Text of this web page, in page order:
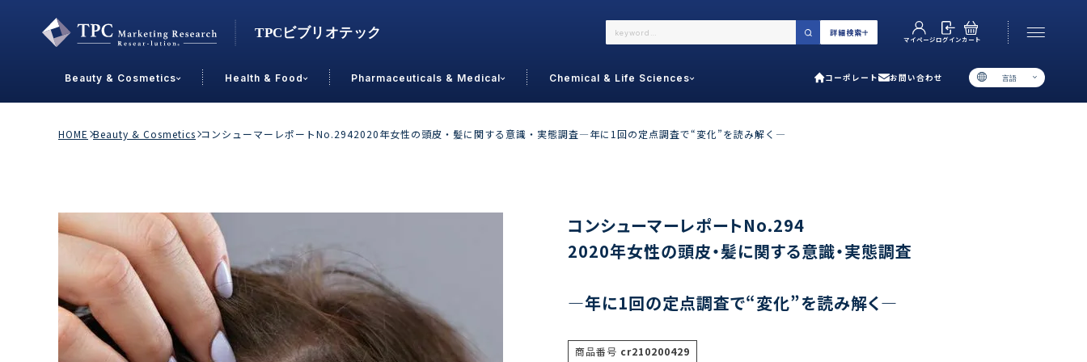
詳細検索
マイページログインカート
Beauty & Cosmetics Health & Food Pharmaceuticals & Medical Chemical & Life Sciences コーポレート お問い合わせ 言語
業界で選ぶ カテゴリで選ぶ
リセット
Contact Us
Beauty & Cosmetics
スキンケア
メイクアップ
ヘアケア
敏感肌・アトピー
R&D
男性
美容食品
その他
Health & Food
加工食品
飲料
乳製品
菓子
ＰＢＦ
冷食
美容
シニア
女性・フェムケア
オーラル
トップ
よくあるご質問
HOME Beauty & Cosmetics コンシューマーレポートNo.2942020年女性の頭皮・髪に関する意識・実態調査―年に1回の定点調査で“変化”を読み解く―
コンシューマーレポートNo.294
2020年女性の頭皮・髪に関する意識・実態調査
―年に1回の定点調査で“変化”を読み解く―
商品番号 cr210200429